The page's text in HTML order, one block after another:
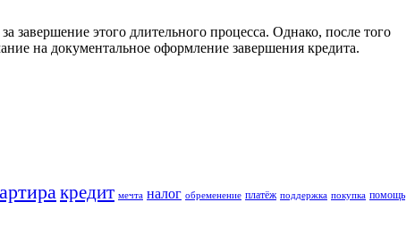
этого длительного процесса. Однако, после того
на документальное оформление завершения кредита.
кредит мечта налог обременение платёж поддержка покупка помощь